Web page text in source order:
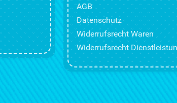
AGB
Datenschutz
Widerrufsrecht Waren
Widerrufsrecht